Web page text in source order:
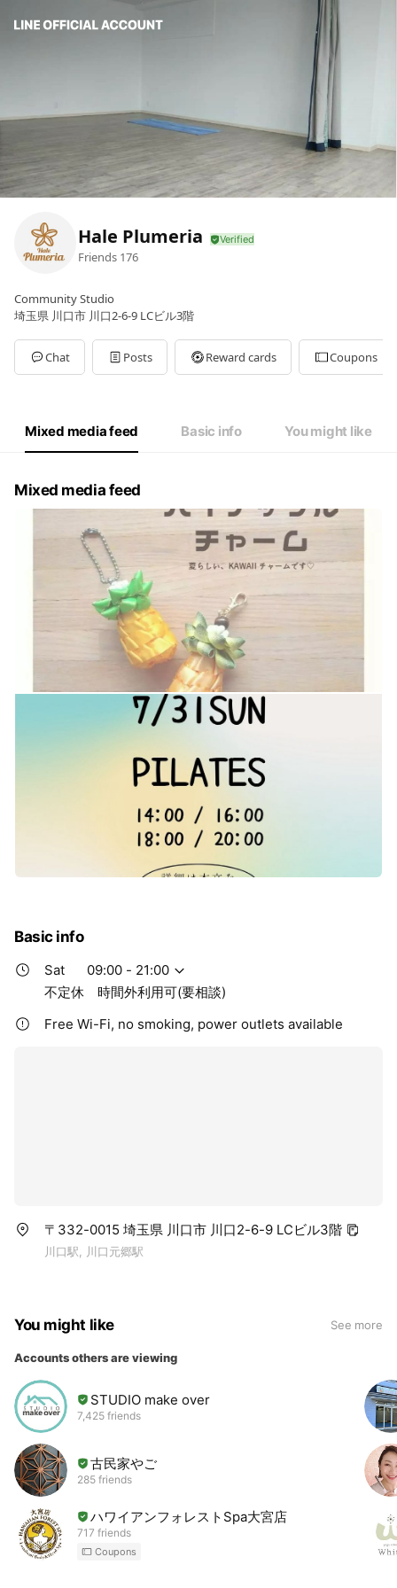
Hale Plumeria
Friends 176
Community Studio
埼玉県 川口市 川口2-6-9 LCビル3階
Chat Posts Reward cards Coupons
Mixed media feed Basic info You might like
Mixed media feed
Basic info
Sat
09:00 - 21:00
不定休 時間外利用可(要相談)
Free Wi-Fi, no smoking, power outlets available
〒332-0015 埼玉県 川口市 川口2-6-9 LCビル3階
川口駅, 川口元郷駅
You might like See more
Accounts others are viewing
STUDIO make over
7,425 friends
古民家やご
285 friends
ハワイアンフォレストSpa大宮店
717 friends
Coupons